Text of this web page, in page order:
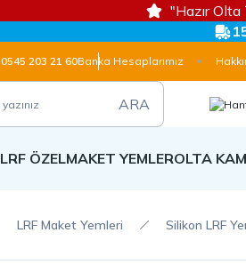
"Hazır
0545 203 21 60Banka Hesaplarımız
ARA
LRF ÖZELMAKET YEMLEROLTA
LRF Maket Yemleri Silikon LRF